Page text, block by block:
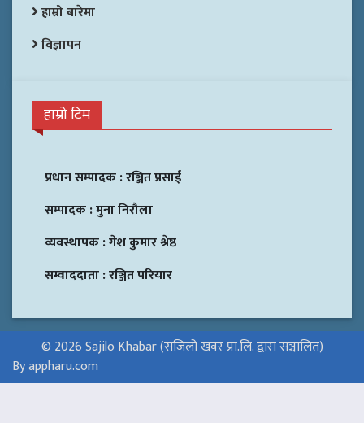
हाम्रो बारेमा
विज्ञापन
हाम्रो टिम
प्रधान सम्पादक :रञ्जित प्रसाई
सम्पादक :मुना निरौला
व्यवस्थापक :गेश कुमार श्रेष्ठ
सम्वाददाता :रञ्जित परियार
© 2026 Sajilo Khabar (सजिलो खवर प्रा.लि. द्वारा सञ्चालित)
By appharu.com